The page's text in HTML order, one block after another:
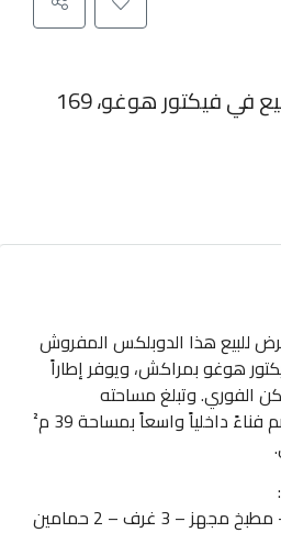
دوبلكس مفروش للبيع في فيكتور هوغو، 169
للبيع هذا الدوبلكس المفروش
هوغو بمراكش، ويوفر إطاراً
الفوري. وتبلغ مساحته
الإجمالية 169 م²، كما يضم فناءً داخلياً واسعاً بمساحة 39 م²
3 غرف – 2 حمامين